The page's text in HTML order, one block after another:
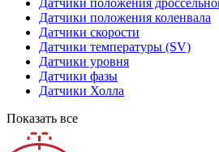
Датчики положения
Датчики положения коленвала
Датчики скорости
Датчики температуры (SV)
Датчики уровня
Датчики фазы
Датчики Холла
Показать все